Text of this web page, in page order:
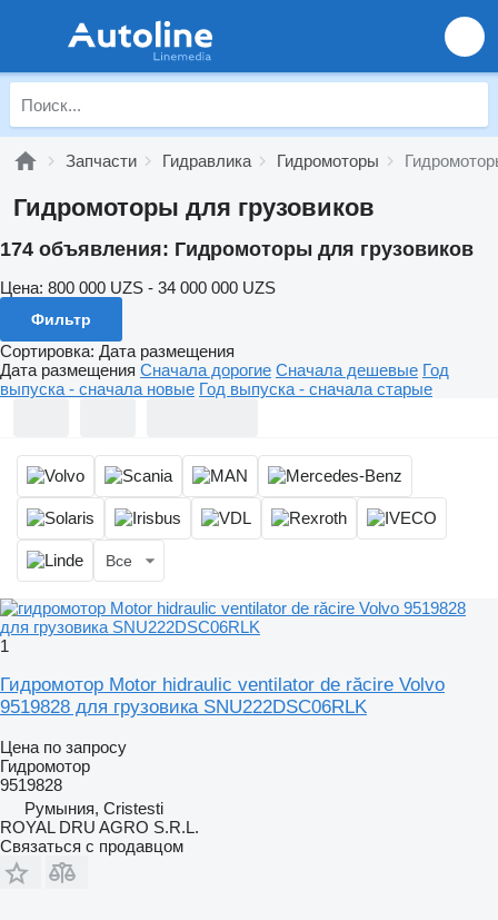
Запчасти Гидравлика Гидромоторы
Гидромоторы для грузовиков
174 объявления: Гидромоторы для грузовиков
Цена: 800 000 UZS - 34 000 000 UZS
Фильтр
Сортировка: Дата размещения
Дата размещения Сначала дорогие Сначала дешевые Год
выпуска - сначала новые Год выпуска - сначала старые
Все
1
Гидромотор Motor hidraulic ventilator de răcire Volvo
9519828 для грузовика SNU222DSC06RLK
Цена по запросу
Гидромотор
9519828
Румыния, Cristesti
ROYAL DRU AGRO S.R.L.
Связаться с продавцом